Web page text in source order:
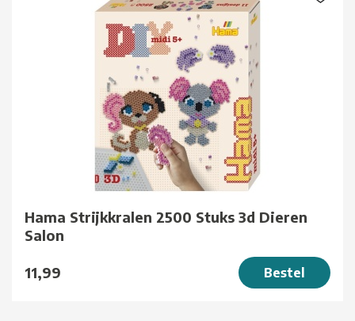
Hama Strijkkralen 2500 Stuks 3d Dieren
Salon
11,99 Bestel